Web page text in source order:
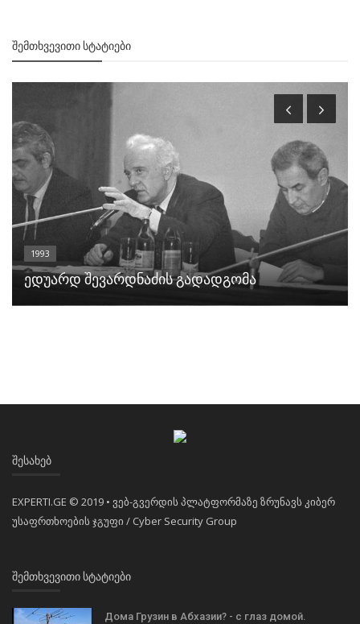
ᲨᲔᲛᲗᲮᲕᲔᲕᲘᲗᲘ ᲡᲢᲐᲢᲘᲔᲑᲘ
1993
ედუარდ შევარდნაძის გადადგომა
ᲨᲔᲡᲐᲮᲔᲑ
EXPERTI.GE © 2019 • ვებ-გვერდის პლატფორმაზე ზრუნავს კიბერ
უსაფრთხოების ჯგუფი / Cyber Security Group
ᲨᲔᲛᲗᲮᲕᲔᲕᲘᲗᲘ ᲡᲢᲐᲢᲘᲔᲑᲘ
Дома Грузин в Абхазии? - с глаз домой.